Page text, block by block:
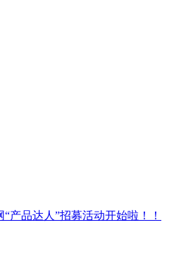
产品达人”招募活动开始啦！！